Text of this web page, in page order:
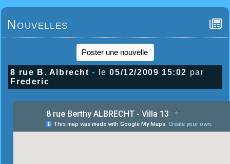
Nouvelles
Poster une nouvelle
8 rue B. Albrecht - le05/12/2009 15:02 par
Frederic